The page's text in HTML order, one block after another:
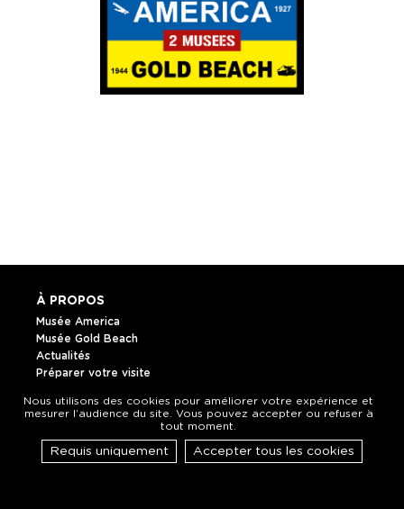
À PROPOS
Musée America
Musée Gold Beach
Actualités
Préparer votre visite
La boutique
Horaires et plan
Nous utilisons des cookies pour améliorer votre expérience et
mesurer l’audience du site. Vous pouvez accepter ou refuser à
tout moment.
Requis uniquement Accepter tous les cookies